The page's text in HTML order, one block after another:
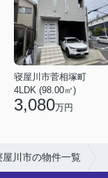
寝屋川市菅相塚町
4LDK (98.00㎡)
3,080万円
屋川市の物件一覧